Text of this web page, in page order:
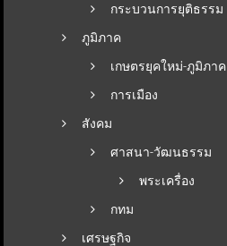
กระบวนการยุติธรรม
ภูมิภาค
เกษตรยุคใหม่-ภูมิภาค
การเมือง
สังคม
ศาสนา-วัฒนธรรม
พระเครื่อง
กทม
เศรษฐกิจ